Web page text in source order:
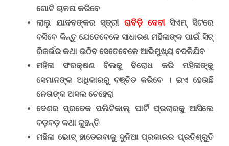
ଗୋଟି ଚାଳନା କରିବେ
ଲାଲୁ ଯାଦବଙ୍କର ସ୍ତ୍ରୀ ରାବିଡ଼ି ଦେବୀସିଏମ୍ ସିଟରେ
ବସିବେ କିନ୍ତୁ ଯେତେବେଳେ ସାଧାରଣ ମହିଳାଙ୍କ ପାଇଁ ସିଟ୍
ରିଜର୍ଭର କଥା ଉଠିବ ସେତେବେଳେ ଆଭିମୁଖ୍ୟ ବଦଳିଯିବ
ମହିଳା ସଂରକ୍ଷଣ ବିଲକୁ ବିରୋଧ କରି ମହିଳାଙ୍କୁ
ସେମାନଙ୍କ ଅଧିକାରରୁ ବଞ୍ଚିତ କରିବେ । ଇଏ ହେଉଛି
ନେତାଙ୍କ ଅସଲ ଚେହେରା
ଦେଶର ପ୍ରତେକ ପଲିଟିକାଲ୍ ପାର୍ଟି ପ୍ରଚାରକୁ ଆସିଲେ
ବଡ଼ବଡ଼ କଥା କୁହନ୍ତି
ମହିଳା ଭୋଟ୍ ହାତେଇବାକୁ ଦୁନିଆ ପ୍ରକାରର ପ୍ରତିଶ୍ରୁତି